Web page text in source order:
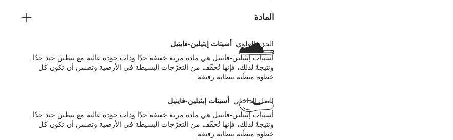
المادة
الجزء العلوي: أسيتات إيثيلين-فاينيل
أسيتات إيثيلين-فاينيل هي مادة مرنة خفيفة جدًا وذات جودة عالية مع تبطين جيد جدًا.
ونتيجةً لذلك، فإنها تُخفّف من التعرّجات البسيطة في الأرضية وتضمن أن تكون كل
خطوة مبطّنة ببطانة رقيقة.
النعل الداخلي: أسيتات إيثيلين-فاينيل
أسيتات إيثيلين-فاينيل هي مادة مرنة خفيفة جدًا وذات جودة عالية مع تبطين جيد جدًا.
ونتيجةً لذلك، فإنها تُخفّف من التعرّجات البسيطة في الأرضية وتضمن أن تكون كل
خطوة مبطّنة ببطانة رقيقة.